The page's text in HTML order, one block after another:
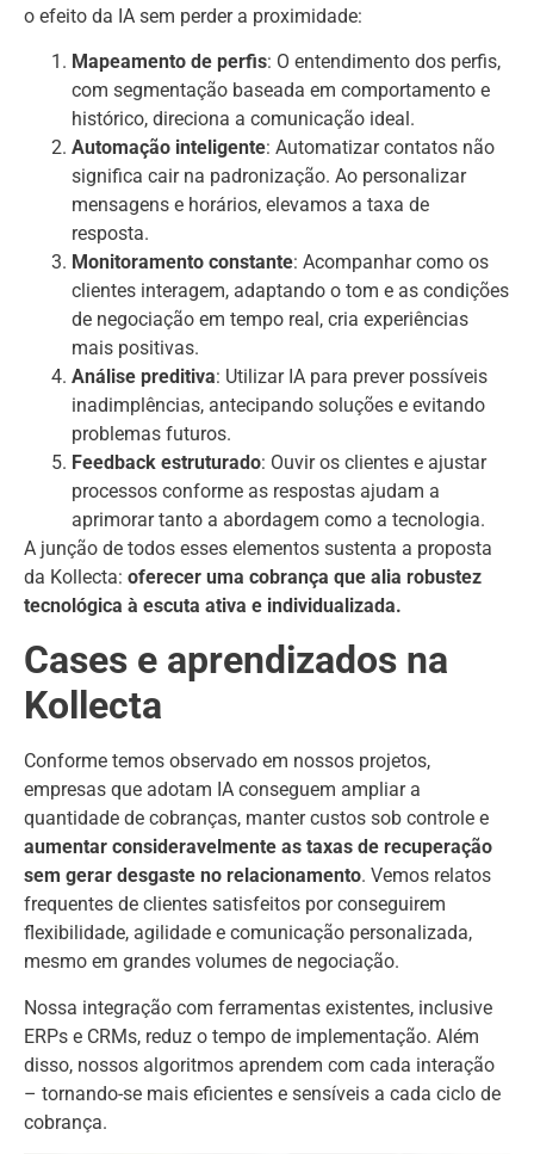
o efeito da IA sem perder a proximidade:
Mapeamento de perfis: O entendimento dos perfis,
com segmentação baseada em comportamento e
histórico, direciona a comunicação ideal.
Automação inteligente: Automatizar contatos não
significa cair na padronização. Ao personalizar
mensagens e horários, elevamos a taxa de
resposta.
Monitoramento constante: Acompanhar como os
clientes interagem, adaptando o tom e as condições
de negociação em tempo real, cria experiências
mais positivas.
Análise preditiva: Utilizar IA para prever possíveis
inadimplências, antecipando soluções e evitando
problemas futuros.
Feedback estruturado: Ouvir os clientes e ajustar
processos conforme as respostas ajudam a
aprimorar tanto a abordagem como a tecnologia.
A junção de todos esses elementos sustenta a proposta
da Kollecta: oferecer uma cobrança que alia robustez
tecnológica à escuta ativa e individualizada.
Cases e aprendizados na
Kollecta
Conforme temos observado em nossos projetos,
empresas que adotam IA conseguem ampliar a
quantidade de cobranças, manter custos sob controle e
aumentar consideravelmente as taxas de recuperação
sem gerar desgaste no relacionamento. Vemos relatos
frequentes de clientes satisfeitos por conseguirem
flexibilidade, agilidade e comunicação personalizada,
mesmo em grandes volumes de negociação.
Nossa integração com ferramentas existentes, inclusive
ERPs e CRMs, reduz o tempo de implementação. Além
disso, nossos algoritmos aprendem com cada interação
– tornando-se mais eficientes e sensíveis a cada ciclo de
cobrança.